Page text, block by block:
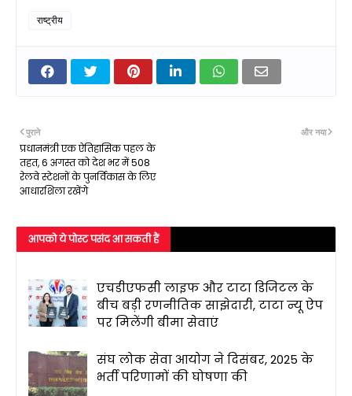
राष्ट्रीय
और नया
पुराने
प्रधानमंत्री एक ऐतिहासिक पहल के
तहत, 6 अगस्त को देश भर में 508
रेलवे स्टेशनों के पुनर्विकास के लिए
आधारशिला रखेंगे
आपको ये पोस्ट पसंद आ सकती हैं
एचडीएफसी लाइफ और टाटा डिजिटल के
बीच बड़ी रणनीतिक साझेदारी, टाटा न्यू ऐप
पर मिलेंगी बीमा सेवाएं
संघ लोक सेवा आयोग ने दिसंबर, 2025 के
भर्ती परिणामों की घोषणा की